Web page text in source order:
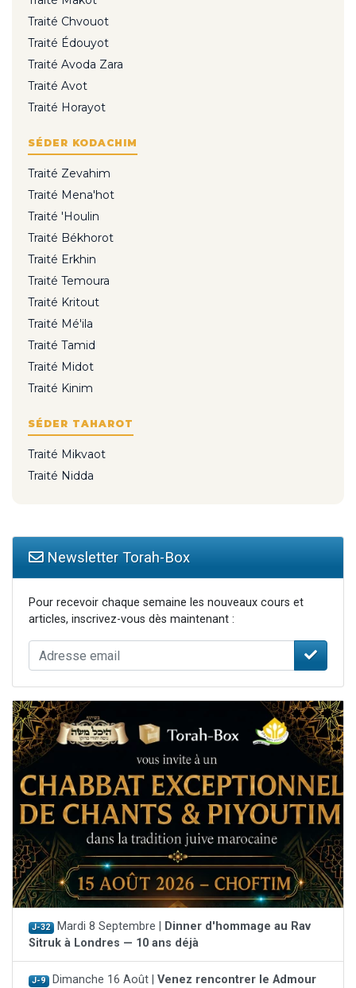
Traité Chvouot
Traité Édouyot
Traité Avoda Zara
Traité Avot
Traité Horayot
SÉDER KODACHIM
Traité Zevahim
Traité Mena'hot
Traité 'Houlin
Traité Békhorot
Traité Erkhin
Traité Temoura
Traité Kritout
Traité Mé'ila
Traité Tamid
Traité Midot
Traité Kinim
SÉDER TAHAROT
Traité Mikvaot
Traité Nidda
Newsletter Torah-Box
Pour recevoir chaque semaine les nouveaux cours et
articles, inscrivez-vous dès maintenant :
J-32 Mardi 8 Septembre | Dinner d'hommage au Rav
Sitruk à Londres — 10 ans déjà
J-9 Dimanche 16 Août | Venez rencontrer le Admour